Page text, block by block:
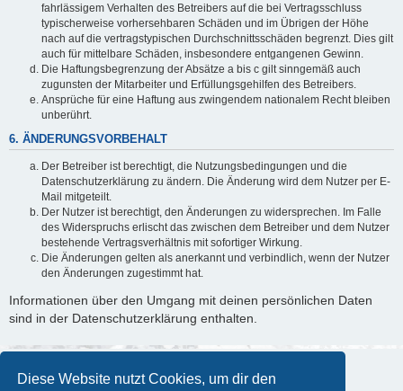
Diese Website nutzt Cookies, um dir den
fahrlässigem Verhalten des Betreibers auf die bei Vertragsschluss
typischerweise vorhersehbaren Schäden und im Übrigen der Höhe
nach auf die vertragstypischen Durchschnittsschäden begrenzt. Dies gilt
auch für mittelbare Schäden, insbesondere entgangenen Gewinn.
Die Haftungsbegrenzung der Absätze a bis c gilt sinngemäß auch
zugunsten der Mitarbeiter und Erfüllungsgehilfen des Betreibers.
Ansprüche für eine Haftung aus zwingendem nationalem Recht bleiben
unberührt.
6. ÄNDERUNGSVORBEHALT
Der Betreiber ist berechtigt, die Nutzungsbedingungen und die
Datenschutzerklärung zu ändern. Die Änderung wird dem Nutzer per E-
Mail mitgeteilt.
Der Nutzer ist berechtigt, den Änderungen zu widersprechen. Im Falle
des Widerspruchs erlischt das zwischen dem Betreiber und dem Nutzer
bestehende Vertragsverhältnis mit sofortiger Wirkung.
Die Änderungen gelten als anerkannt und verbindlich, wenn der Nutzer
den Änderungen zugestimmt hat.
Informationen über den Umgang mit deinen persönlichen Daten
sind in der Datenschutzerklärung enthalten.